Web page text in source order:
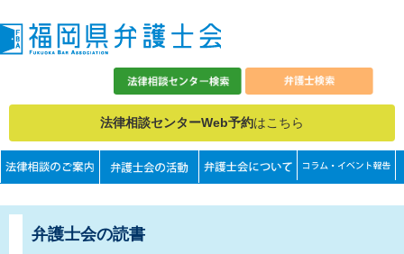
法律相談センターWeb予約はこちら
弁護士会の読書